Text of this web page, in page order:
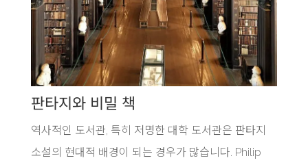
판타지와 비밀 책
역사적인 도서관, 특히 저명한 대학 도서관은 판타지
소설의 현대적 배경이 되는 경우가 많습니다. Philip